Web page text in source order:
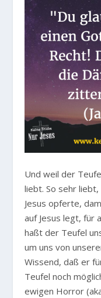
Und weil der
liebt. So sehr
Jesus opferte,
auf Jesus legt, für
haßt der Teufel
um uns von
Wissend, daß er
Teufel noch
ewigen Horror